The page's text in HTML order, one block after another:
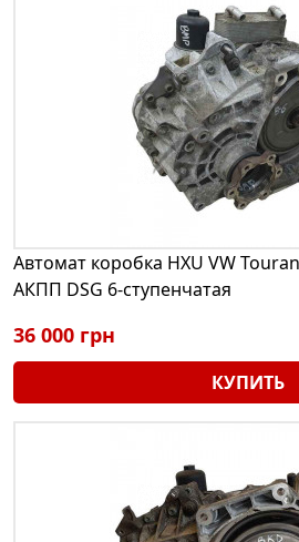
Автомат коробка HXU VW
АКПП DSG 6-ступенчатая
36 000 грн
КУПИТЬ